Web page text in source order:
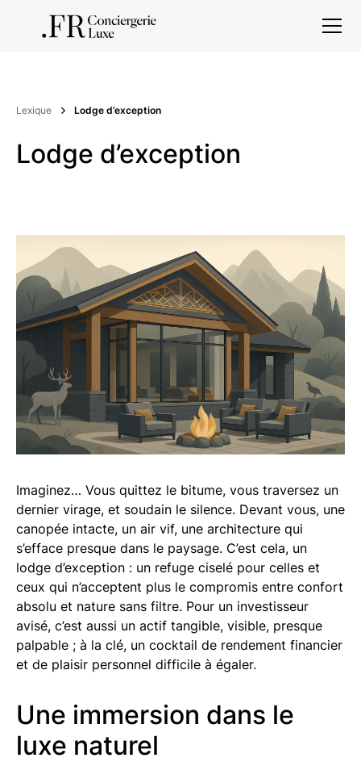
Lexique Lodge d’exception
Lodge d’exception
Imaginez… Vous quittez le bitume, vous traversez un
dernier virage, et soudain le silence. Devant vous, une
canopée intacte, un air vif, une architecture qui
s’efface presque dans le paysage. C’est cela, un
lodge d’exception : un refuge ciselé pour celles et
ceux qui n’acceptent plus le compromis entre confort
absolu et nature sans filtre. Pour un investisseur
avisé, c’est aussi un actif tangible, visible, presque
palpable ; à la clé, un cocktail de rendement financier
et de plaisir personnel difficile à égaler.
Une immersion dans le
luxe naturel